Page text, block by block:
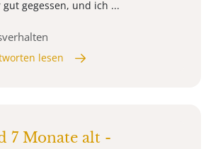
gegessen, und ich ...
lesen
7 Monate alt -